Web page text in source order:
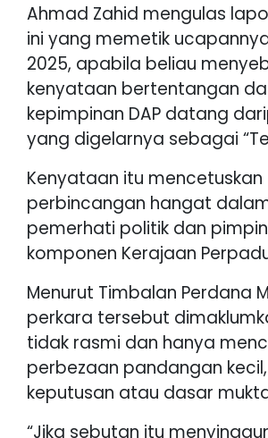
Ahmad Zahid mengulas
ini yang memetik ucapannya
2025, apabila beliau
kenyataan bertentangan
kepimpinan DAP datang
yang digelarnya sebagai
Kenyataan itu mencetuskan
perbincangan hangat
pemerhati politik dan
komponen Kerajaan
Menurut Timbalan Perdana
perkara tersebut
tidak rasmi dan hanya
perbezaan pandangan
keputusan atau dasar
“Jika sebutan itu